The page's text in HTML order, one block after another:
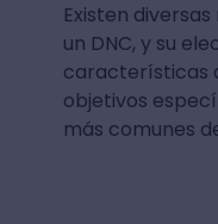
Existen
un DNC, y su
características
objetivos
más comunes